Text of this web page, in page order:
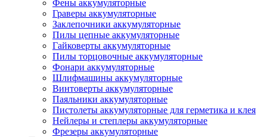
Фены аккумуляторные
Граверы аккумуляторные
Заклепочники аккумуляторные
Пилы цепные аккумуляторные
Гайковерты аккумуляторные
Пилы торцовочные аккумуляторные
Фонари аккумуляторные
Шлифмашины аккумуляторные
Винтоверты аккумуляторные
Паяльники аккумуляторные
Пистолеты аккумуляторные для герметика и клея
Нейлеры и степлеры аккумуляторные
Фрезеры аккумуляторные